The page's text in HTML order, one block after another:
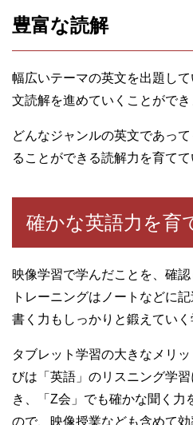
豊富な読解
幅広いテーマの英文を出題し
文読解を進めていくことができ
どんなジャンルの英文であっ
ることができる読解力を育てて
確かな英語力を育
映像学習で学んだことを、確
トレーニングはノートなどに
書く力もしっかりと鍛えていく
タブレット学習の大きなメリ
びは「英語」のリスニング学
き、「Z会」でも確かな聞く力
ので、映像授業なども含めて